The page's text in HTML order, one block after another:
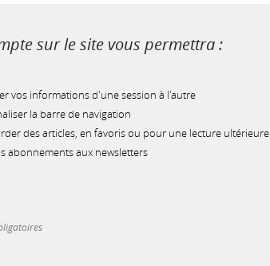
sur le site vous permettra :
vos informations d'une session à l'autre
la barre de navigation
des articles, en favoris ou pour une lecture ultérieure
abonnements aux newsletters